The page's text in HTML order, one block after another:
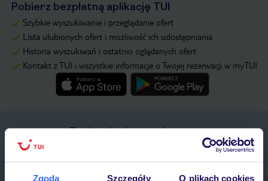
Zgoda Szczegóły O plikach cookies
Pobierz bezpłatną aplikację TUI
Szybkie wyszukiwanie i przeglądanie ofert
Lista ulubionych ofert i możliwość ich udostępniania
Historia wyszukiwań i ostatnio oglądanych ofert
Kontakt z TUI i wszystkie informacje o Twojej rezerwacji w myTUI
Zapisz się do newslettera
IMIĘ*